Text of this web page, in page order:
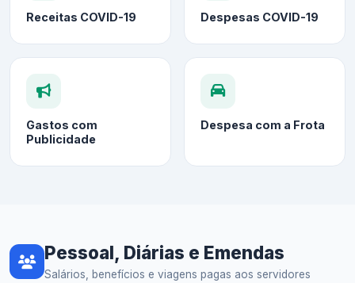
Receitas COVID-19 Despesas COVID-19
Gastos com
Publicidade
Despesa com a Frota
Pessoal, Diárias e Emendas
Salários, benefícios e viagens pagas aos servidores